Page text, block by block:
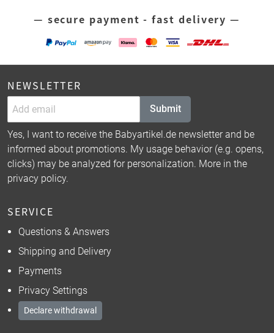
— secure payment - fast delivery —
NEWSLETTER
Submit
Yes, I want to receive the Babyartikel.de newsletter and be
informed about promotions. My usage behavior (e.g. opens,
clicks) may be analyzed for personalization. More in the
privacy policy.
SERVICE
Questions & Answers
Shipping and Delivery
Payments
Privacy Settings
Declare withdrawal